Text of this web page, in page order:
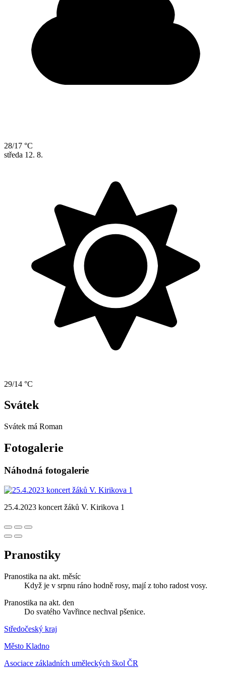
28/17 °C
středa 12. 8.
29/14 °C
Svátek
Svátek má Roman
Fotogalerie
Náhodná fotogalerie
25.4.2023 koncert žáků V. Kirikova 1
Pranostiky
Pranostika na akt. měsíc
Když je v srpnu ráno hodně rosy, mají z toho radost vosy.
Pranostika na akt. den
Do svatého Vavřince nechval pšenice.
Středočeský kraj
Město Kladno
Asociace základních uměleckých škol ČR